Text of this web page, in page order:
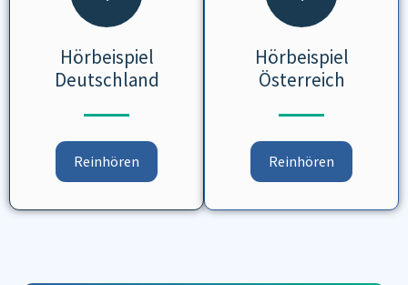
Hörbeispiel
Deutschland
Reinhören
Hörbeispiel
Österreich
Reinhören